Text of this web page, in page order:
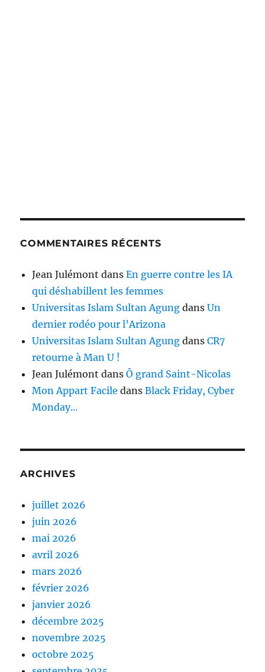
COMMENTAIRES RÉCENTS
Jean Julémont dansEn guerre contre les IA
qui déshabillent les femmes
Universitas Islam Sultan Agung dansUn
dernier rodéo pour l’Arizona
Universitas Islam Sultan Agung dansCR7
retourne à Man U !
Jean Julémont dansÔ grand Saint-Nicolas
Mon Appart Facile dansBlack Friday, Cyber
Monday…
ARCHIVES
juillet 2026
juin 2026
mai 2026
avril 2026
mars 2026
février 2026
janvier 2026
décembre 2025
novembre 2025
octobre 2025